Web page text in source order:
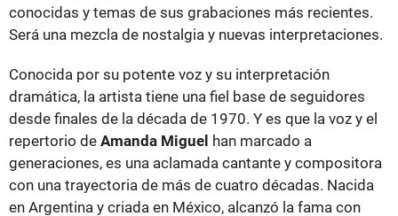
conocidas y temas de sus grabaciones más recientes.
Será una mezcla de nostalgia y nuevas interpretaciones.
Conocida por su potente voz y su interpretación
dramática, la artista tiene una fiel base de seguidores
desde finales de la década de 1970. Y es que la voz y el
repertorio de Amanda Miguel han marcado a
generaciones, es una aclamada cantante y compositora
con una trayectoria de más de cuatro décadas. Nacida
en Argentina y criada en México, alcanzó la fama con